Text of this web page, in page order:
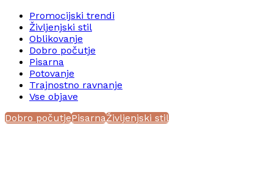
Promocijski trendi
Življenjski stil
Oblikovanje
Dobro počutje
Pisarna
Potovanje
Trajnostno ravnanje
Vse objave
Dobro počutjePisarnaŽivljenjski stil